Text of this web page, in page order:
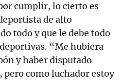
cumplir, lo cierto es
de alto
todo y que le debe todo
“Me hubiera
y haber disputado
como luchador estoy